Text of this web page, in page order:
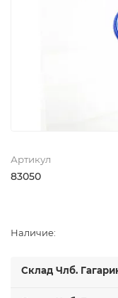
Артикул
83050
Наличие:
Склад Члб.